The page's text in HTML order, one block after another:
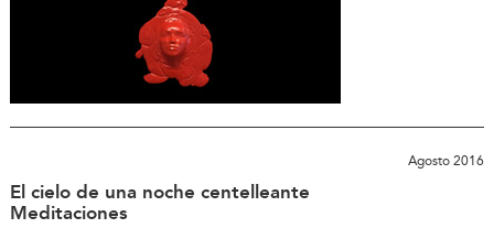
Agosto 2016
El cielo de una noche centelleante
Meditaciones